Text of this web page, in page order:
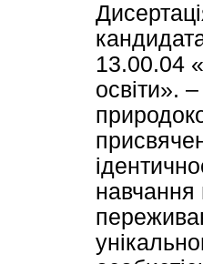
13.00.04
освіти».
навчання